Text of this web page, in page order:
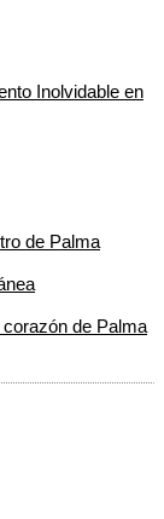
Inolvidable en
de Palma
de Palma